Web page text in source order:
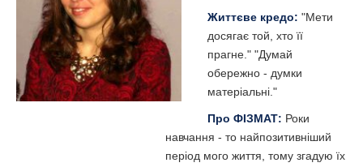
Життєве кредо: "Мети
досягає той, хто її
прагне." "Думай
обережно - думки
матеріальні."
Про ФІЗМАТ: Роки
навчання - то найпозитивніший
період мого життя, тому згадую їх